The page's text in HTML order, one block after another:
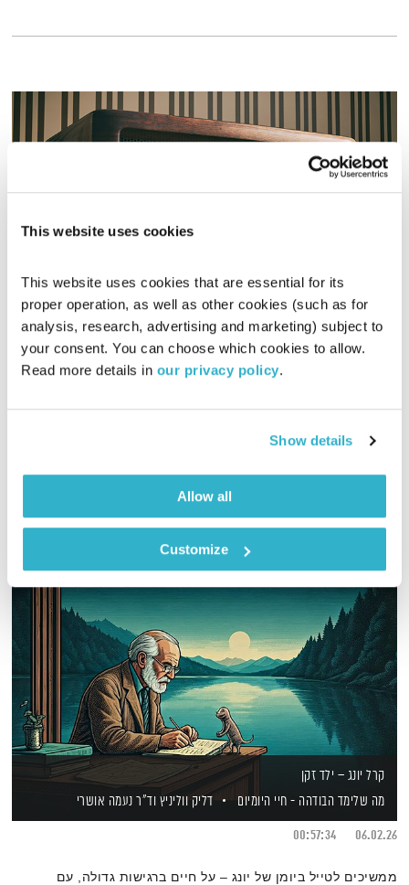
This website uses cookies
This website uses cookies that are essential for its
proper operation, as well as other cookies (such as for
analysis, research, advertising and marketing) subject to
your consent. You can choose which cookies to allow.
Read more details in our privacy policy.
Show details
Allow all
Customize
פה זה טוב – 17.3.26 – יום הולדת לנעמה
פה זה טוב
לירון תאני
קרל יונג – ילד זקן
מה שלימד הבודהה - חיי היומיום
דליק ווליניץ וד"ר נעמה אושרי
06.02.26
00:57:34
ממשיכים לטייל ביומן של יונג – על חיים ברגישות גדולה, עם